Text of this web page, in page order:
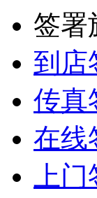
签署
到店
传真
在线
上